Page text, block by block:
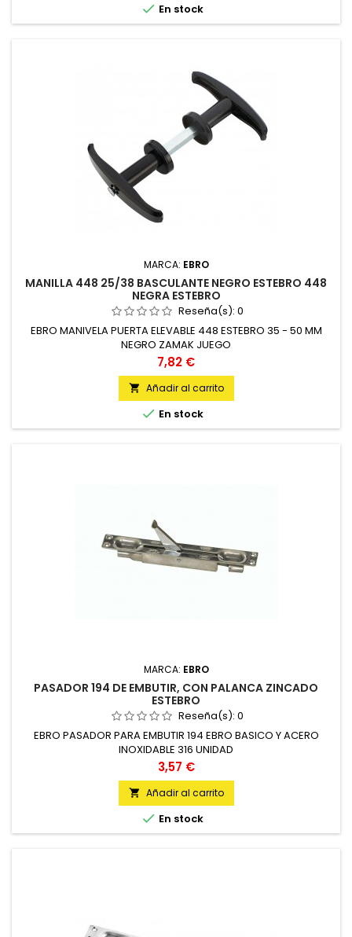
 En stock
MARCA: EBRO
MANILLA 448 25/38 BASCULANTE NEGRO ESTEBRO 448
NEGRA ESTEBRO
Reseña(s): 0
EBRO MANIVELA PUERTA ELEVABLE 448 ESTEBRO 35 - 50 MM
NEGRO ZAMAK JUEGO
Precio
7,82 €
 Añadir al carrito
 En stock
MARCA: EBRO
PASADOR 194 DE EMBUTIR, CON PALANCA ZINCADO
ESTEBRO
Reseña(s): 0
EBRO PASADOR PARA EMBUTIR 194 EBRO BASICO Y ACERO
INOXIDABLE 316 UNIDAD
Precio
3,57 €
 Añadir al carrito
 En stock